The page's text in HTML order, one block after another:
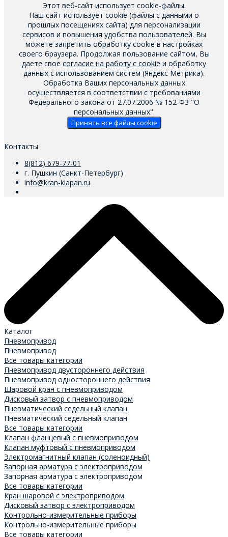
Этот веб-сайт использует cookie-файлы.
Наш сайт использует cookie (файлы с данными о
прошлых посещениях сайта) для персонализации
сервисов и повышения удобства пользователей. Вы
можете запретить обработку cookie в настройках
своего браузера. Продолжая пользование сайтом, Вы
даете свое согласие на работу с cookie и обработку
данных с использованием систем (Яндекс Метрика).
Обработка Ваших персональных данных
осуществляется в соответствии с требованиями
Федерального закона от 27.07.2006 № 152-Ф3 "О
персональных данных".
Принять все файлы cookie
Контакты
8(812) 679-77-01
г. Пушкин (Санкт-Петербург)
info@kran-klapan.ru
Каталог
Пневмопривод
Пневмопривод
Все товары категории
Пневмопривод двустороннего действия
Пневмопривод одностороннего действия
Шаровой кран с пневмоприводом
Дисковый затвор с пневмоприводом
Пневматический седельный клапан
Пневматический седельный клапан
Все товары категории
Клапан фланцевый с пневмоприводом
Клапан муфтовый с пневмоприводом
Электромагнитный клапан (соленоидный)
Запорная арматура с электроприводом
Запорная арматура с электроприводом
Все товары категории
Кран шаровой с электроприводом
Дисковый затвор с электроприводом
Контрольно-измерительные приборы
Контрольно-измерительные приборы
Все товары категории